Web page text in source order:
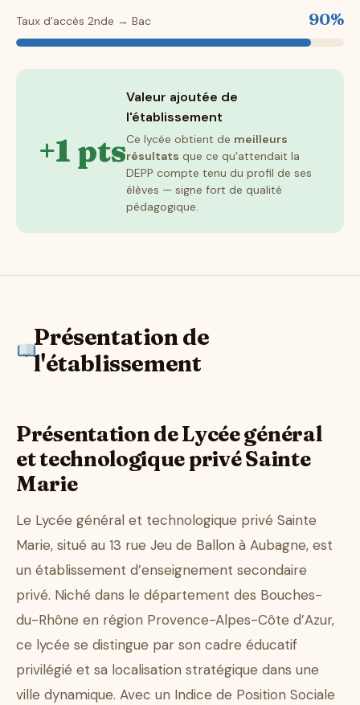
Taux d'accès 2nde → Bac 90%
+1 pts
Valeur ajoutée de
l'établissement
Ce lycée obtient de meilleurs
résultats que ce qu'attendait la
DEPP compte tenu du profil de ses
élèves — signe fort de qualité
pédagogique.
Présentation de
l'établissement
Présentation de Lycée général
et technologique privé Sainte
Marie
Le Lycée général et technologique privé Sainte
Marie, situé au 13 rue Jeu de Ballon à Aubagne, est
un établissement d’enseignement secondaire
privé. Niché dans le département des Bouches-
du-Rhône en région Provence-Alpes-Côte d’Azur,
ce lycée se distingue par son cadre éducatif
privilégié et sa localisation stratégique dans une
ville dynamique. Avec un Indice de Position Sociale